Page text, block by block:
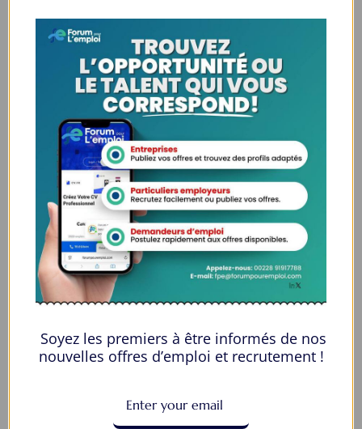
Âge 30-35
Diplôme d'associé
E-mail butterflym2009@gmail.com
Numéro de téléphone 5909551548
Private Message
Emplacement candidat
Soyez les premiers à être informés de nos
nouvelles offres d’emploi et recrutement !